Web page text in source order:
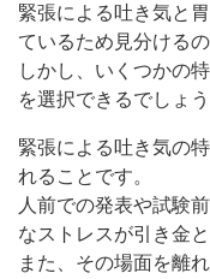
緊張による吐き気と
ているため見分ける
しかし、いくつかの
を選択できるでしょう
緊張による吐き気の
れることです。
人前での発表や試験
なストレスが引き金
また、その場面を離